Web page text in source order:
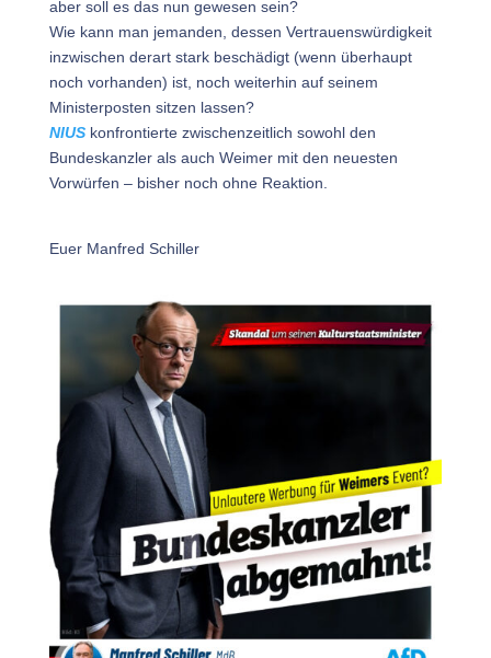
aber soll es das nun gewesen sein?
Wie kann man jemanden, dessen Vertrauenswürdigkeit
inzwischen derart stark beschädigt (wenn überhaupt
noch vorhanden) ist, noch weiterhin auf seinem
Ministerposten sitzen lassen?
NIUSkonfrontierte zwischenzeitlich sowohl den
Bundeskanzler als auch Weimer mit den neuesten
Vorwürfen – bisher noch ohne Reaktion.
Euer Manfred Schiller